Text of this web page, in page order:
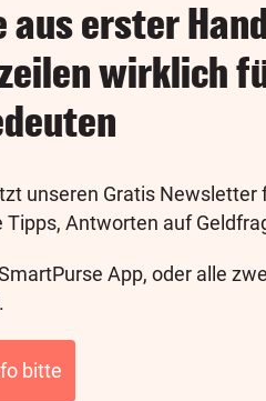
aus erster
wirklich
unseren Gratis Newsletter
Tipps, Antworten auf
App, oder alle
bitte